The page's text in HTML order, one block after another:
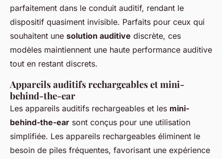
parfaitement dans le conduit auditif, rendant le
dispositif quasiment invisible. Parfaits pour ceux qui
souhaitent une solution auditive discrète, ces
modèles maintiennent une haute performance auditive
tout en restant discrets.
Appareils auditifs rechargeables et mini-
behind-the-ear
Les appareils auditifs rechargeables et les mini-
behind-the-ear sont conçus pour une utilisation
simplifiée. Les appareils rechargeables éliminent le
besoin de piles fréquentes, favorisant une expérience